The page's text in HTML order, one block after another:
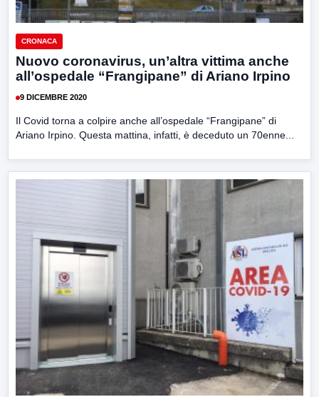
CRONACA
Nuovo coronavirus, un’altra vittima anche
all’ospedale “Frangipane” di Ariano Irpino
9 DICEMBRE 2020
Il Covid torna a colpire anche all’ospedale “Frangipane” di
Ariano Irpino. Questa mattina, infatti, è deceduto un 70enne...